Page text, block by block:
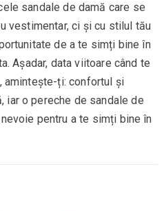
sandale de damă care se
vestimentar, ci și cu stilul tău
de a te simți bine în
Așadar, data viitoare când te
amintește-ți: confortul și
iar o pereche de sandale de
pentru a te simți bine în